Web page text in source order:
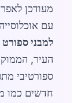
עם אוכלוסייה של כ-
למבני
העיר,
ספורטיבי
חדשים כמו